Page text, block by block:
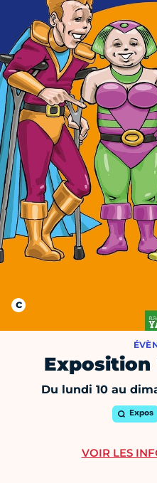
Du lundi 10 au
Expos
VOIR LES